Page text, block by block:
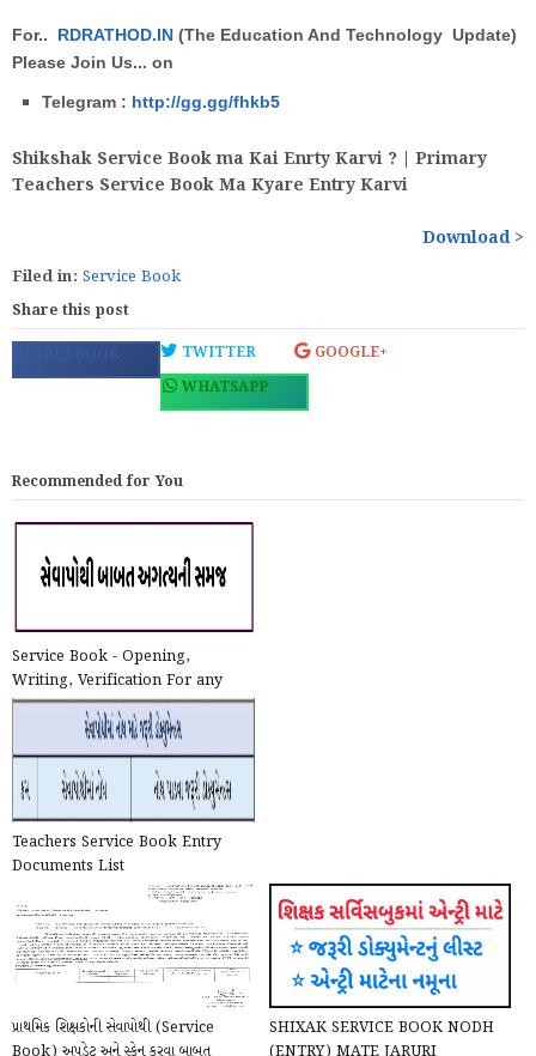
For.. RDRATHOD.IN (The Education And Technology Update)
Please Join Us... on
Telegram : http://gg.gg/fhkb5
Shikshak Service Book ma Kai Enrty Karvi ? | Primary
Teachers Service Book Ma Kyare Entry Karvi
Download >
Filed in: Service Book
Share this post
FACEBOOK TWITTER
GOOGLE+
WHATSAPP
Recommended for You
Service Book - Opening,
Writing, Verification For any
question, ask here: Servic...
Teachers Service Book Entry
Documents List
પ્રાથમિક શિક્ષકોની સેવાપોથી (Service
SHIXAK SERVICE BOOK NODH